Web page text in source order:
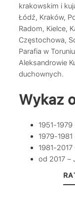
krakowskim i
Łódź, Kraków,
Radom, Kielce,
Częstochowa,
Parafia w
Aleksandrowie
duchownych.
Wykaz
1951-
1979-
1981-
od 2017 –